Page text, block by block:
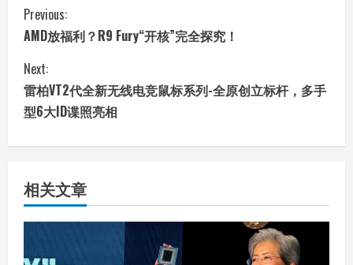
C
o
n
t
i
n
u
e
Previous:
AMD放福利？R9 Fury“开核”完全探究！
Next:
雷柏VT2代全新无线电竞鼠标系列-全原创立标杆，多手
型6大ID谍照亮相
相关文章